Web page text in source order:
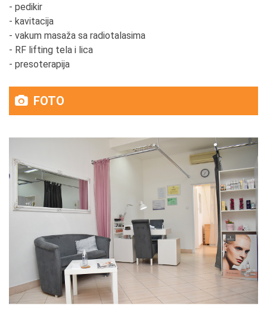
- pedikir
- kavitacija
- vakum masaža sa radiotalasima
- RF lifting tela i lica
- presoterapija
FOTO